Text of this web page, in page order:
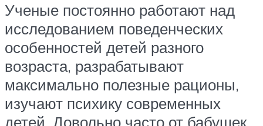
Ученые постоянно работают над
исследованием поведенческих
особенностей детей разного
возраста, разрабатывают
максимально полезные рационы,
изучают психику современных
детей. Довольно часто от бабушек